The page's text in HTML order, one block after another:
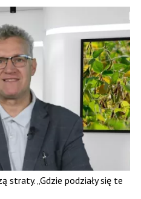
straty. „Gdzie podziały się te